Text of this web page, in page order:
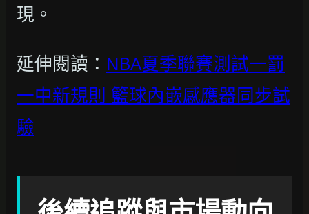
現。
延伸閱讀： NBA夏季聯賽測試一罰
一中新規則 籃球內嵌感應器同步試
驗